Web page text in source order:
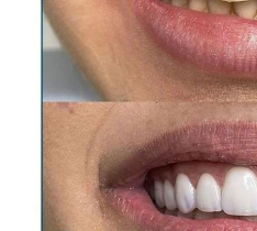
رنگ دندانها